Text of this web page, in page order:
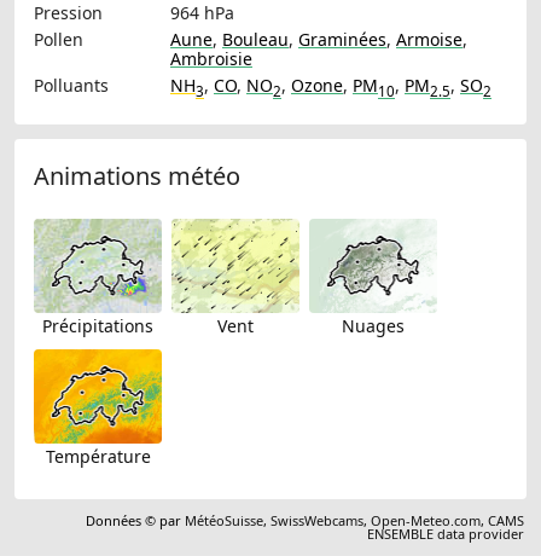
Pression
964 hPa
Pollen
Aune, Bouleau, Graminées, Armoise,
Ambroisie
Polluants
NH3, CO, NO2, Ozone, PM10, PM2.5, SO2
Animations météo
Précipitations Vent Nuages
Température
Données © par MétéoSuisse,SwissWebcams,Open-Meteo.com,CAMS
ENSEMBLE data provider